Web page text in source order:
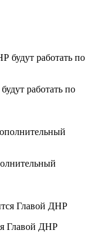
работать по
Главой ДНР